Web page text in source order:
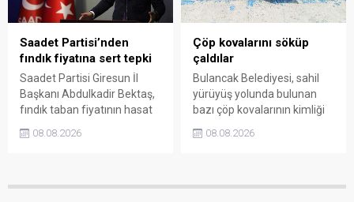
farklarının araştırılması
gerektiğini söyledi.
Saadet Partisi’nden
fındık fiyatına sert tepki
Saadet Partisi Giresun İl
Başkanı Abdulkadir Bektaş,
fındık taban fiyatının hasat
başlamasına rağmen
açıklanmamasına tepki
belirterek üreticiyi memnun
08.08.2026
Çöp kovalarını söküp
çaldılar
Bulancak Belediyesi, sahil
yürüyüş yolunda bulunan
bazı çöp kovalarının kimliği
belirsiz kişi ya da kişilerce
sökülerek çalındığını açıkladı.
vatandaşlardan ihbar
08.08.2026